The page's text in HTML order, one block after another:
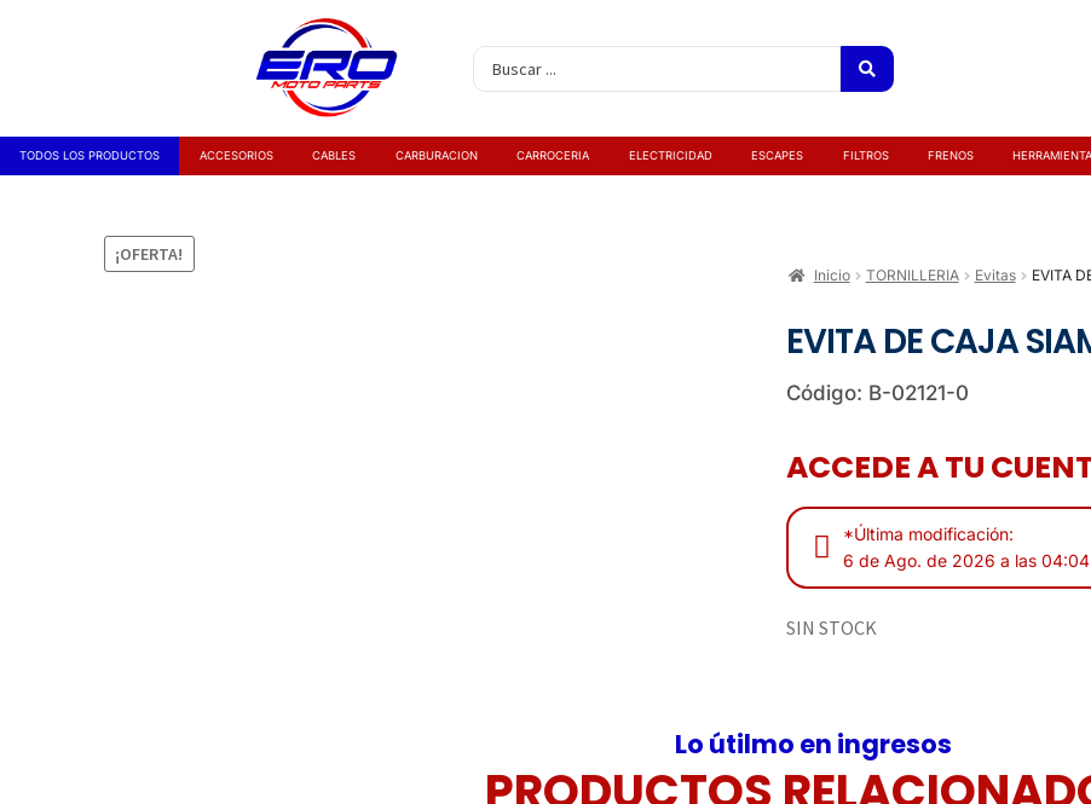
TODOS LOS PRODUCTOS ACCESORIOS CABLES CARBURACION CARROCERIA ELECTRICIDAD ESCAPES FILTROS FRENOS
¡OFERTA!
Inicio TORNILLERIA Evitas EVITA
EVITA DE CAJA
Código: B-02121-0
ACCEDE A TU
*Última modificación:
6 de Ago. de 2026 a las 04:04
SIN STOCK
Lo útilmo en ingresos
PRODUCTOS